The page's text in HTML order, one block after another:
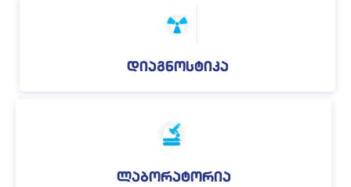
დიაგნოსტიკა
ლაბორატორია